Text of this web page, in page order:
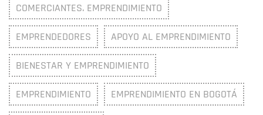
COMERCIANTES. EMPRENDIMIENTO
EMPRENDEDORES APOYO AL EMPRENDIMIENTO
BIENESTAR Y EMPRENDIMIENTO
EMPRENDIMIENTO EMPRENDIMIENTO EN BOGOTÁ